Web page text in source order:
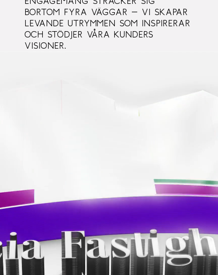
bortom fyra väggar – vi skapar
levande utrymmen som inspirerar
och stödjer våra kunders
visioner.